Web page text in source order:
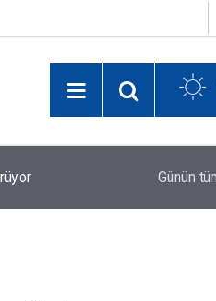
GüvenlikGünün